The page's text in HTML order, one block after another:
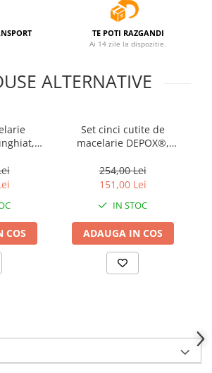
ajutatoare
TE POTI RAZGANDI
Ai 14 zile la dispozitie.
ALTERNATIVE
otel
COS
Set cinci cutite de
macelarie DEPOX®,
bucatarului, otel
inoxidabl
254,00 Lei
151,00 Lei
IN STOC
ADAUGA IN COS